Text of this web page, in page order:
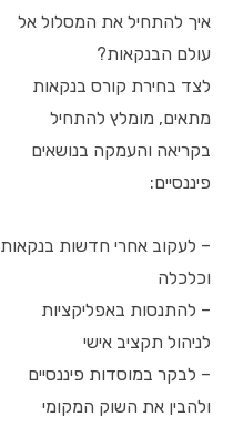
איך להתחיל את המסלול אל
עולם הבנקאות?
לצד בחירת קורס בנקאות
מתאים, מומלץ להתחיל
בקריאה והעמקה בנושאים
פיננסיים:
– לעקוב אחרי חדשות בנקאות
וכלכלה
– להתנסות באפליקציות
לניהול תקציב אישי
– לבקר במוסדות פיננסיים
ולהבין את השוק המקומי